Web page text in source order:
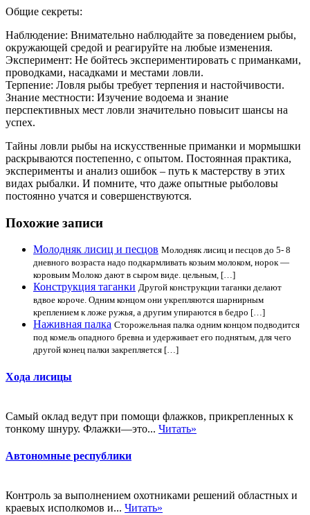
Общие секреты:
Наблюдение: Внимательно наблюдайте за поведением рыбы,
окружающей средой и реагируйте на любые изменения.
Эксперимент: Не бойтесь экспериментировать с приманками,
проводками, насадками и местами ловли.
Терпение: Ловля рыбы требует терпения и настойчивости.
Знание местности: Изучение водоема и знание
перспективных мест ловли значительно повысит шансы на
успех.
Тайны ловли рыбы на искусственные приманки и мормышки
раскрываются постепенно, с опытом. Постоянная практика,
эксперименты и анализ ошибок – путь к мастерству в этих
видах рыбалки. И помните, что даже опытные рыболовы
постоянно учатся и совершенствуются.
Похожие записи
Молодняк лисиц и песцов Молодняк лисиц и песцов до 5- 8
дневного возраста надо подкармливать козьим молоком, норок —
коровьим Молоко дают в сыром виде. цельным, […]
Конструкция таганки Другой конструкции таганки делают
вдвое короче. Одним концом они укрепляются шарнирным
креплением к ложе ружья, а другим упираются в бедро […]
Наживная палка Сторожельная палка одним концом подводится
под комель опадного бревна и удерживает его поднятым, для чего
другой конец палки закрепляется […]
Хода лисицы
Самый оклад ведут при помощи флажков, прикрепленных к
тонкому шнуру. Флажки—это... Читать»
Автономные республики
Контроль за выполнением охотниками решений областных и
краевых исполкомов и... Читать»